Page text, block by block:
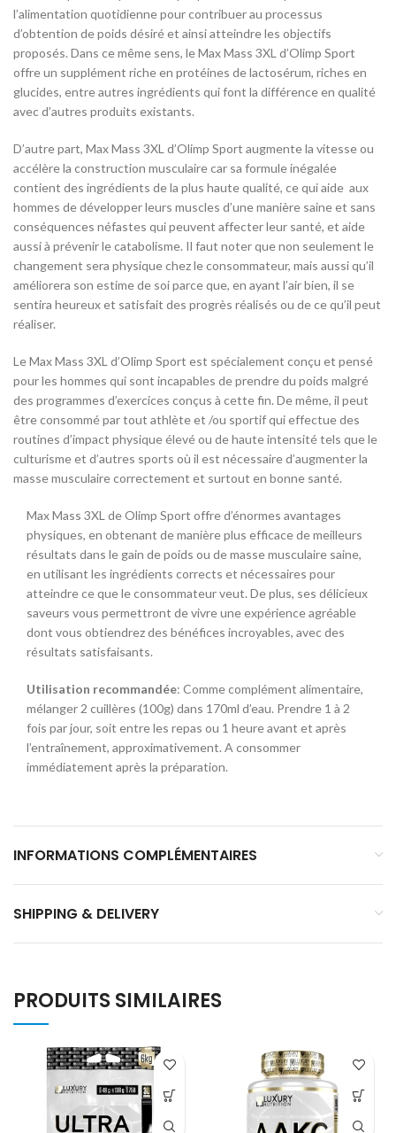
l’alimentation quotidienne pour contribuer au processus
d’obtention de poids désiré et ainsi atteindre les objectifs
proposés. Dans ce même sens, le Max Mass 3XL d’Olimp Sport
offre un supplément riche en protéines de lactosérum, riches en
glucides, entre autres ingrédients qui font la différence en qualité
avec d’autres produits existants.
D’autre part, Max Mass 3XL d’Olimp Sport augmente la vitesse ou
accélère la construction musculaire car sa formule inégalée
contient des ingrédients de la plus haute qualité, ce qui aide aux
hommes de développer leurs muscles d’une manière saine et sans
conséquences néfastes qui peuvent affecter leur santé, et aide
aussi à prévenir le catabolisme. Il faut noter que non seulement le
changement sera physique chez le consommateur, mais aussi qu’il
améliorera son estime de soi parce que, en ayant l’air bien, il se
sentira heureux et satisfait des progrès réalisés ou de ce qu’il peut
réaliser.
Le Max Mass 3XL d’Olimp Sport est spécialement conçu et pensé
pour les hommes qui sont incapables de prendre du poids malgré
des programmes d’exercices conçus à cette fin. De même, il peut
être consommé par tout athlète et /ou sportif qui effectue des
routines d’impact physique élevé ou de haute intensité tels que le
culturisme et d’autres sports où il est nécessaire d’augmenter la
masse musculaire correctement et surtout en bonne santé.
Max Mass 3XL de Olimp Sport offre d’énormes avantages
physiques, en obtenant de manière plus efficace de meilleurs
résultats dans le gain de poids ou de masse musculaire saine,
en utilisant les ingrédients corrects et nécessaires pour
atteindre ce que le consommateur veut. De plus, ses délicieux
saveurs vous permettront de vivre une expérience agréable
dont vous obtiendrez des bénéfices incroyables, avec des
résultats satisfaisants.
Utilisation recommandée: Comme complément alimentaire,
mélanger 2 cuillères (100g) dans 170ml d’eau. Prendre 1 à 2
fois par jour, soit entre les repas ou 1 heure avant et après
l’entraînement, approximativement. A consommer
immédiatement après la préparation.
INFORMATIONS COMPLÉMENTAIRES
SHIPPING & DELIVERY
PRODUITS SIMILAIRES